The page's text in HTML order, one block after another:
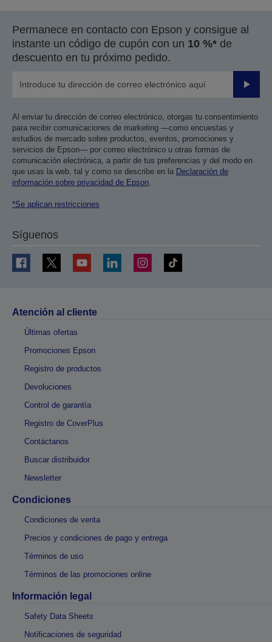
Permanece en contacto con Epson y consigue al
instante un código de cupón con un 10 %* de
descuento en tu próximo pedido.
Enviar
Al enviar tu dirección de correo electrónico, otorgas tu consentimiento
para recibir comunicaciones de marketing —como encuestas y
estudios de mercado sobre productos, eventos, promociones y
servicios de Epson— por correo electrónico u otras formas de
comunicación electrónica, a partir de tus preferencias y del modo en
que usas la web, tal y como se describe en la Declaración de
información sobre privacidad de Epson.
*Se aplican restricciones
Síguenos
Atención al cliente
Últimas ofertas
Promociones Epson
Registro de productos
Devoluciones
Control de garantía
Registro de CoverPlus
Contáctanos
Buscar distribuidor
Newsletter
Condiciones
Condiciones de venta
Precios y condiciones de pago y entrega
Términos de uso
Términos de las promociones online
Información legal
Safety Data Sheets
Notificaciones de seguridad